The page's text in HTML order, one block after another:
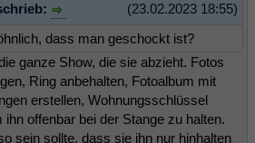
(23.02.2023 18:55)
dass man geschockt ist?
ganze Show, die sie abzieht. Fotos
Ring anbehalten, Fotoalbum mit
erstellen, Wohnungsschlüssel
offenbar bei der Stange zu halten.
sein sollte, dass sie ihn nur hinhalten